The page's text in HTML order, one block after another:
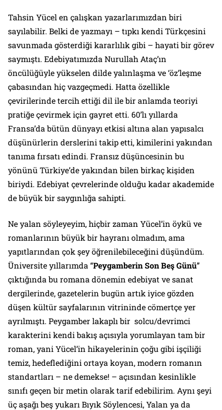
Tahsin Yücel en çalışkan yazarlarımızdan biri
sayılabilir. Belki de yazmayı – tıpkı kendi Türkçesini
savunmada gösterdiği kararlılık gibi – hayati bir görev
saymıştı. Edebiyatımızda Nurullah Ataç’ın
öncülüğüyle yükselen dilde yalınlaşma ve ‘öz’leşme
çabasından hiç vazgeçmedi. Hatta özellikle
çevirilerinde tercih ettiği dil ile bir anlamda teoriyi
pratiğe çevirmek için gayret etti. 60’lı yıllarda
Fransa’da bütün dünyayı etkisi altına alan yapısalcı
düşünürlerin derslerini takip etti, kimilerini yakından
tanıma fırsatı edindi. Fransız düşüncesinin bu
yönünü Türkiye’de yakından bilen birkaç kişiden
biriydi. Edebiyat çevrelerinde olduğu kadar akademide
de büyük bir saygınlığa sahipti.
Ne yalan söyleyeyim, hiçbir zaman Yücel’in öykü ve
romanlarının büyük bir hayranı olmadım, ama
yapıtlarından çok şey öğrenilebileceğini düşündüm.
Üniversite yıllarımda “Peygamberin Son Beş Günü”
çıktığında bu romana dönemin edebiyat ve sanat
dergilerinde, gazetelerin bugün artık iyice gözden
düşen kültür sayfalarının vitrininde cömertçe yer
ayrılmıştı. Peygamber lakaplı bir solcu/devrimci
karakterini kendi bakış açısıyla yorumlayan tam bir
roman, yani Yücel’in hikayelerinin çoğu gibi işçiliği
temiz, hedeflediğini ortaya koyan, modern romanın
standartları – ne demekse! – açısından kesinlikle
sınıfı geçen bir metin olarak tarif edebilirim. Aynı şeyi
üç aşağı beş yukarı Bıyık Söylencesi, Yalan ya da